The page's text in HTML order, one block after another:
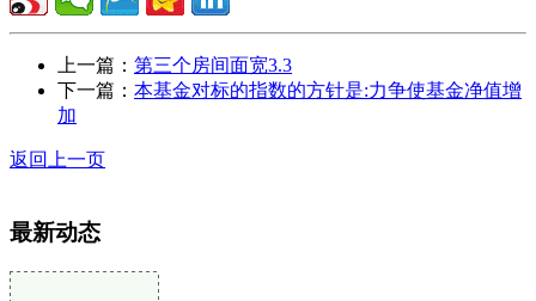
上一篇： 第三个房间面宽3.3
下一篇： 本基金对标的指数的方针是:力争使基金净值增
加
返回上一页
最新动态